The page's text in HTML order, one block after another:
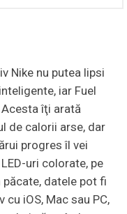
Nike nu putea lipsi
iar Fuel
îţi arată
de calorii arse, dar
progres îl vei
uri colorate, pe
păcate, datele pot fi
iOS, Mac sau PC,